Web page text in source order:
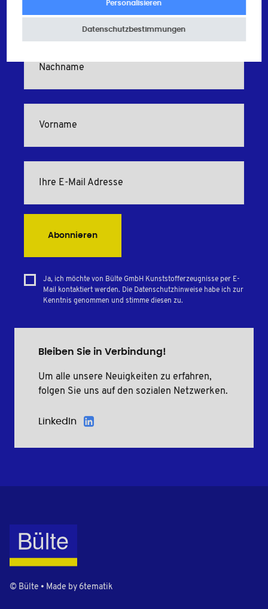
Abonnieren Sie unseren Newsletter
Abonnieren
Ja, ich möchte von Bülte GmbH Kunststofferzeugnisse per E-
Mail kontaktiert werden. Die Datenschutzhinweise habe ich zur
Kenntnis genommen und stimme diesen zu.
Bleiben Sie in Verbindung!
Um alle unsere Neuigkeiten zu erfahren,
folgen Sie uns auf den sozialen Netzwerken.
LinkedIn
© Bülte • Made by 6tematik
Personalisieren
Datenschutzbestimmungen